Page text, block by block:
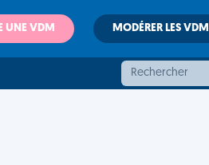
UNE VDM MODÉRER LES VDM